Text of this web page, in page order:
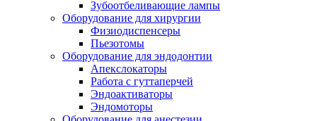
Зубоотбеливающие лампы
Оборудование для хирургии
Физиодиспенсеры
Пьезотомы
Оборудование для эндодонтии
Апекслокаторы
Работа с гуттаперчей
Эндоактиваторы
Эндомоторы